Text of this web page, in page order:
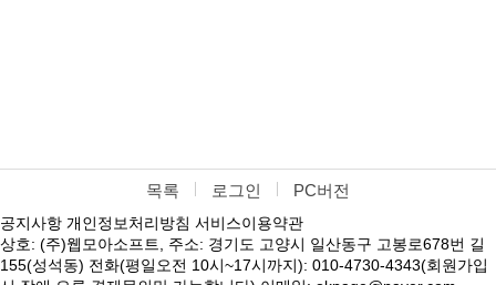
목록 로그인 PC버전
공지사항 개인정보처리방침 서비스이용약관
상호: (주)웹모아소프트, 주소: 경기도 고양시 일산동구 고봉로678번 길
155(성석동) 전화(평일오전 10시~17시까지): 010-4730-4343(회원가입